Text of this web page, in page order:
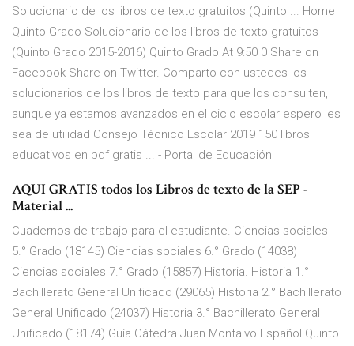
Solucionario de los libros de texto gratuitos (Quinto ... Home
Quinto Grado Solucionario de los libros de texto gratuitos
(Quinto Grado 2015-2016) Quinto Grado At 9:50 0 Share on
Facebook Share on Twitter. Comparto con ustedes los
solucionarios de los libros de texto para que los consulten,
aunque ya estamos avanzados en el ciclo escolar espero les
sea de utilidad Consejo Técnico Escolar 2019 150 libros
educativos en pdf gratis ... - Portal de Educación
AQUI GRATIS todos los Libros de texto de la SEP -
Material ...
Cuadernos de trabajo para el estudiante. Ciencias sociales
5.° Grado (18145) Ciencias sociales 6.° Grado (14038)
Ciencias sociales 7.° Grado (15857) Historia. Historia 1.°
Bachillerato General Unificado (29065) Historia 2.° Bachillerato
General Unificado (24037) Historia 3.° Bachillerato General
Unificado (18174) Guía Cátedra Juan Montalvo Español Quinto